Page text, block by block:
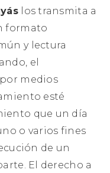
los transmita a
formato
y lectura
el
medios
esté
que un día
o varios fines
de un
El derecho a